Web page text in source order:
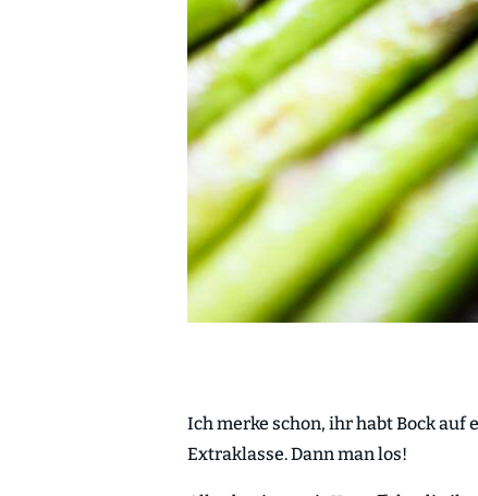
Ich merke schon, ihr habt Bock
Extraklasse. Dann man los!